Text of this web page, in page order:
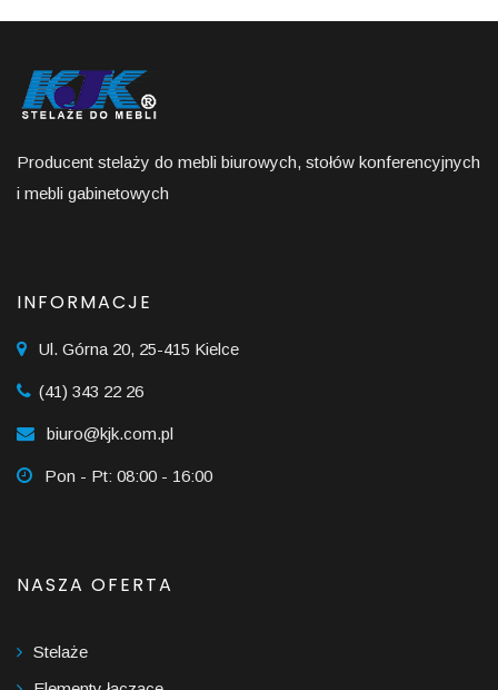
Producent stelaży do mebli biurowych, stołów konferencyjnych
i mebli gabinetowych
INFORMACJE
Ul. Górna 20, 25-415 Kielce
(41) 343 22 26
biuro@kjk.com.pl
Pon - Pt: 08:00 - 16:00
NASZA OFERTA
Stelaże